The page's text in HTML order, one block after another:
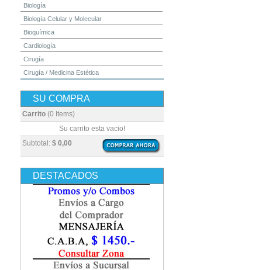
Biología
Biología Celular y Molecular
Bioquímica
Cardiología
Cirugía
Cirugía / Medicina Estética
Dermatología
Diagnóstico por Imagen / Radiología
Embriología
Enfermería
Epidemiología
Farmacia / Farmacología
Fisiatría / Kinesiología
Fisiología / Fisiopatología
Fonoaudiología
Gastroenterología
SU COMPRA
Carrito (0 Items)
Subtotal: $ 0,00
Su carrito esta vacio!
DESTACADOS